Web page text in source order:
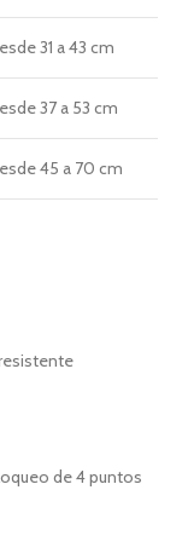
31 a 43 cm
37 a 53 cm
45 a 70 cm
de 4 puntos